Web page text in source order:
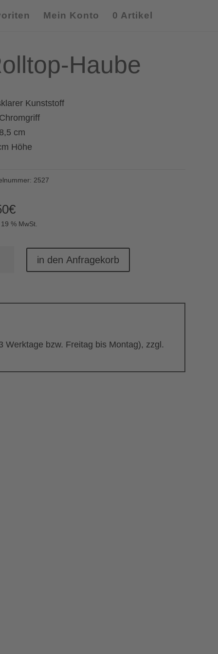
Mein Konto 0 Artikel
Haube
Kunststoff
cm
Höhe
2527
€
% MwSt.
in den Anfragekorb
bzw. Freitag bis Montag), zzgl.